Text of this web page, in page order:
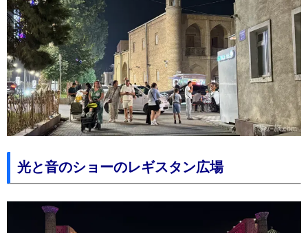
光と音のショーのレギスタン広場